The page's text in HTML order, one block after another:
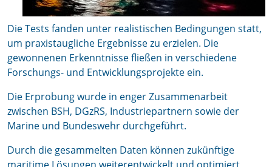
Die Tests fanden unter realistischen Bedingungen statt,
um praxistaugliche Ergebnisse zu erzielen. Die
gewonnenen Erkenntnisse fließen in verschiedene
Forschungs- und Entwicklungsprojekte ein.
Die Erprobung wurde in enger Zusammenarbeit
zwischen BSH, DGzRS, Industriepartnern sowie der
Marine und Bundeswehr durchgeführt.
Durch die gesammelten Daten können zukünftige